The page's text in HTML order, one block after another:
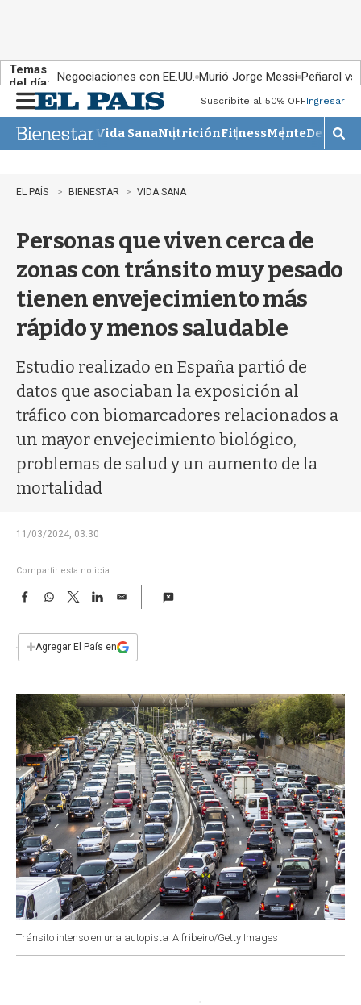
Temas
del día: Negociaciones con EE.UU. Murió Jorge Messi Peñarol
n
u
Suscribite al 50% OFFIngresar
Vida SanaNutriciónFitnessMente
M
o
�
EL PAÍS BIENESTAR VIDA SANA
Personas que viven cerca de
zonas con tránsito muy pesado
tienen envejecimiento más
rápido y menos saludable
Estudio realizado en España partió de
datos que asociaban la exposición al
tráfico con biomarcadores relacionados a
un mayor envejecimiento biológico,
problemas de salud y un aumento de la
mortalidad
11/03/2024, 03:30
Compartir esta noticia
F
e
b
k
W
s
p
T
w
t
L
n
E
i
l
+Agregar El País en
Tránsito intenso en una autopista Alfribeiro/Getty Images